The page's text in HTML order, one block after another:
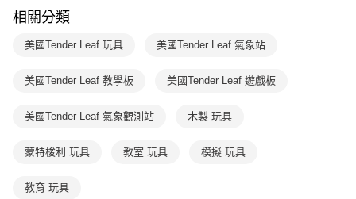
1.本服務係由「台灣大哥大股份有限公司」（以下簡稱本公司）所提供，讓
買賣價金債權讓與本公司後，依約使用本公司帳單繳交帳款。
由本公司與您本人進行分期帳單所需資料之確認、核對及更正。
ATM／網路銀行／等多元方式進行付款，方視為交易完成。
※ 請注意：結帳手續完成當下不需立刻繳費，但若您需要取消訂單，請聯絡
後付繳納相關費用。
是否繳費成功／繳費後需取消欲退款等相關疑問，請聯繫「AFTEE先享後付
【注意事項】
易，需依本服務之必要範圍內提供個人資料，並將交易相關給付款項請求債
https://aftee.tw/terms/#terms3
相關分類
美國Tender Leaf 玩具 美國Tender Leaf 氣象站
美國Tender Leaf 教學板 美國Tender Leaf 遊戲板
美國Tender Leaf 氣象觀測站 木製 玩具
蒙特梭利 玩具 教室 玩具 模擬 玩具
教育 玩具